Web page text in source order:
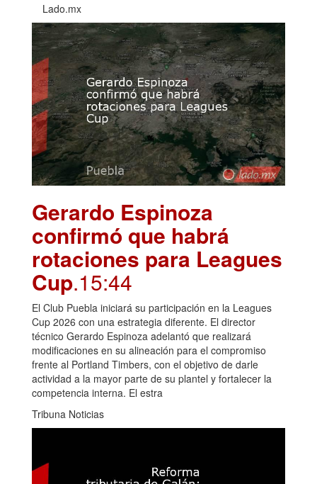
Lado.mx
Gerardo Espinoza
confirmó que habrá
rotaciones para Leagues
Cup.15:44
El Club Puebla iniciará su participación en la Leagues
Cup 2026 con una estrategia diferente. El director
técnico Gerardo Espinoza adelantó que realizará
modificaciones en su alineación para el compromiso
frente al Portland Timbers, con el objetivo de darle
actividad a la mayor parte de su plantel y fortalecer la
competencia interna. El estra
Tribuna Noticias